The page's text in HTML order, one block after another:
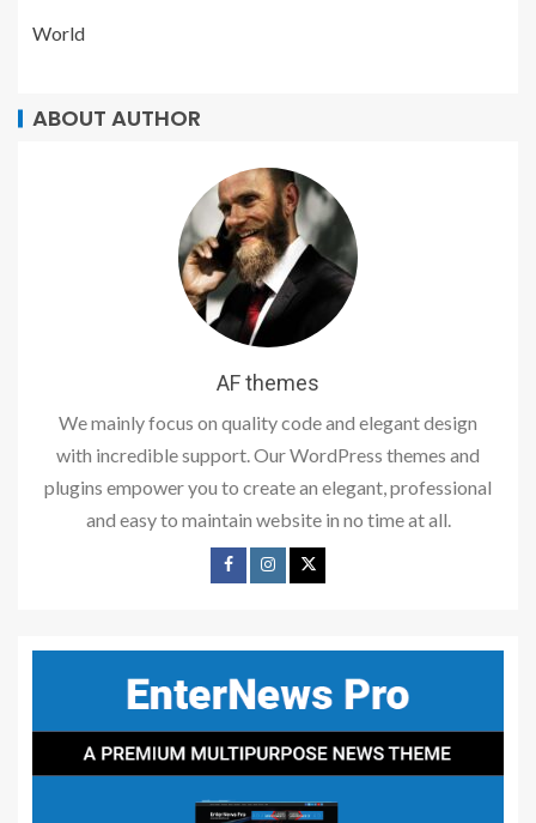
World
ABOUT AUTHOR
AF themes
We mainly focus on quality code and elegant design
with incredible support. Our WordPress themes and
plugins empower you to create an elegant, professional
and easy to maintain website in no time at all.